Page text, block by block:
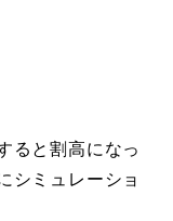
ると割高になっ
シミュレーショ